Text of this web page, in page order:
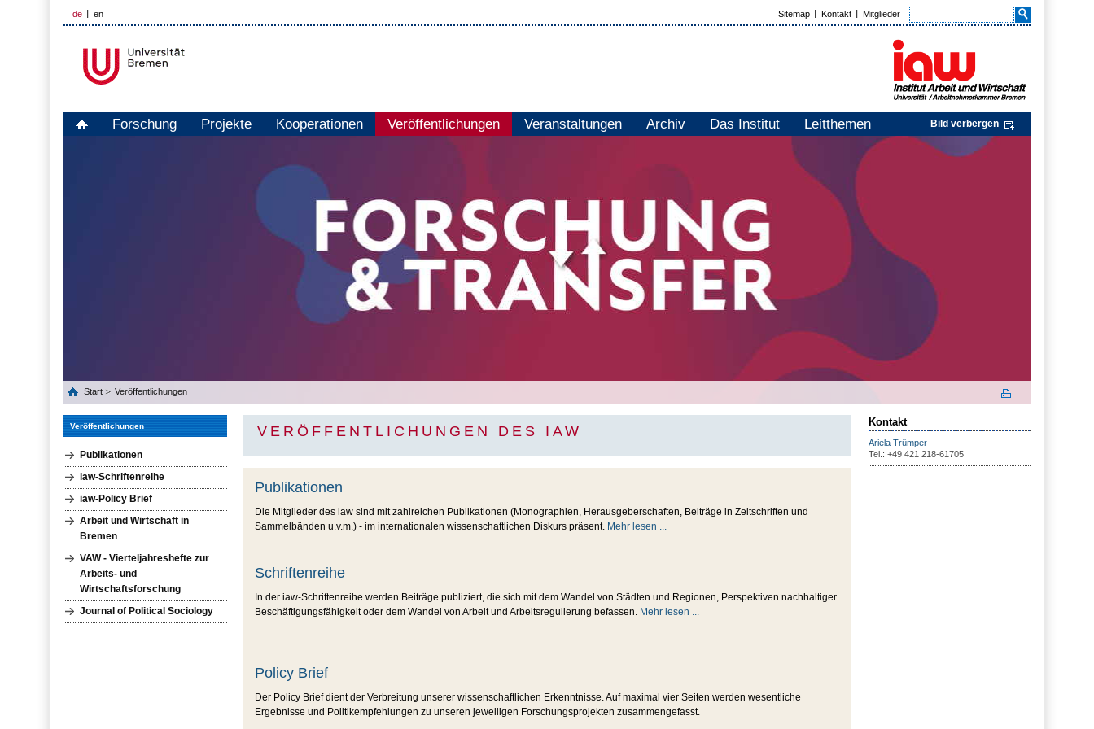
de en Sitemap Kontakt Mitglieder
Forschung Projekte Kooperationen Veröffentlichungen Veranstaltungen Archiv Das Institut Leitthemen Bild verbergen
Start Veröffentlichungen
Veröffentlichungen
Publikationen
iaw-Schriftenreihe
iaw-Policy Brief
Arbeit und Wirtschaft in
Bremen
VAW - Vierteljahreshefte zur
Arbeits- und
Wirtschaftsforschung
Journal of Political Sociology
VERÖFFENTLICHUNGEN DES IAW
Publikationen
Die Mitglieder des iaw sind mit zahlreichen Publikationen (Monographien, Herausgeberschaften, Beiträge in Zeitschriften und
Sammelbänden u.v.m.) - im internationalen wissenschaftlichen Diskurs präsent. Mehr lesen ...
Schriftenreihe
In der iaw-Schriftenreihe werden Beiträge publiziert, die sich mit dem Wandel von Städten und Regionen, Perspektiven nachhaltiger
Beschäftigungsfähigkeit oder dem Wandel von Arbeit und Arbeitsregulierung befassen. Mehr lesen ...
Policy Brief
Der Policy Brief dient der Verbreitung unserer wissenschaftlichen Erkenntnisse. Auf maximal vier Seiten werden wesentliche
Ergebnisse und Politikempfehlungen zu unseren jeweiligen Forschungsprojekten zusammengefasst.
Kontakt
Ariela Trümper
Tel.: +49 421 218-61705